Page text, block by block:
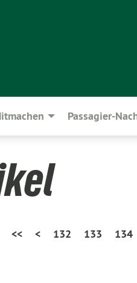
Passagier-
<< < 132 133 134